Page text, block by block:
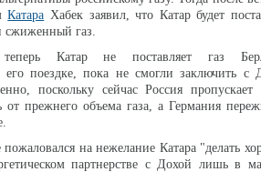
Катара Хабек заявил, что Катар будет
сжиженный газ.
Катар не поставляет газ
поездке, пока не смогли заключить с
поскольку сейчас Россия пропускает
прежнего объема газа, а Германия
на нежелание Катара "делать
партнерстве с Дохой лишь в